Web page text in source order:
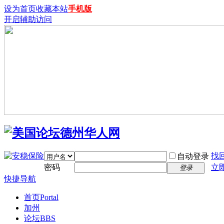
设为首页收藏本站手机版
开启辅助访问
自动登录 找
密码
登录
立
快捷导航
首页Portal
加州
论坛BBS